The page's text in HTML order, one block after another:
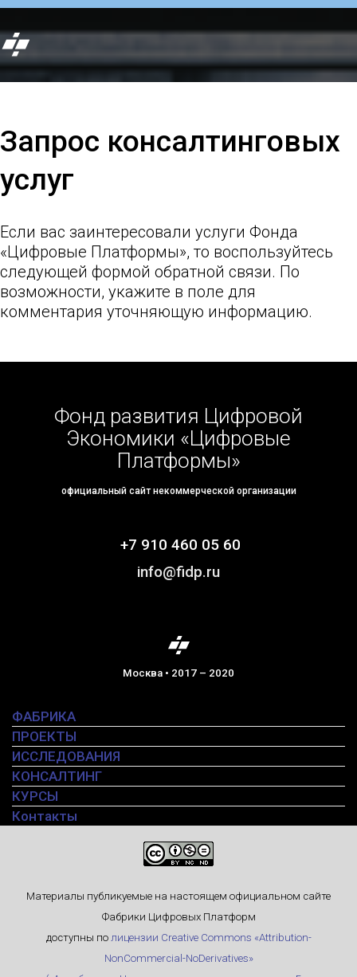
Запрос консалтинговых
услуг
Если вас заинтересовали услуги Фонда
«Цифровые Платформы», то воспользуйтесь
следующей формой обратной связи. По
возможности, укажите в поле для
комментария уточняющую информацию.
Фонд развития Цифровой
Экономики «Цифровые
Платформы»
официальный сайт некоммерческой организации
+7 910 460 05 60
info@fidp.ru
Москва • 2017 – 2020
ФАБРИКА
ПРОЕКТЫ
ИССЛЕДОВАНИЯ
КОНСАЛТИНГ
КУРСЫ
Контакты
Материалы публикуемые на настоящем официальном сайте
Фабрики Цифровых Платформ
доступны по лицензии Creative Commons «Attribution-
NonCommercial-NoDerivatives»